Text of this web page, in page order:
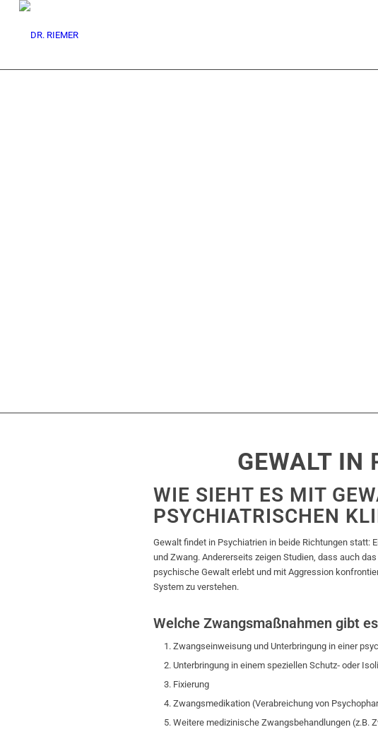
GEWALT IN
WIE SIEHT ES MIT
PSYCHIATRISCHEN
Gewalt findet in Psychiatrien in beide Richtungen statt:
und Zwang. Andererseits zeigen Studien, dass auch
psychische Gewalt erlebt und mit Aggression
System zu verstehen.
Welche Zwangsmaßnahmen gibt
Zwangseinweisung und Unterbringung in einer
Unterbringung in einem speziellen Schutz‑ oder
Fixierung
Zwangsmedikation (Verabreichung von
Weitere medizinische Zwangsbehandlungen (z.B.